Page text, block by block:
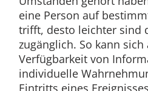
eine Person auf
trifft, desto leichter sind
zugänglich. So kann
Verfügbarkeit von
individuelle
Eintritts eines